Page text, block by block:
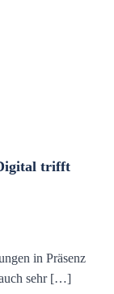
trifft
in Präsenz
sehr […]